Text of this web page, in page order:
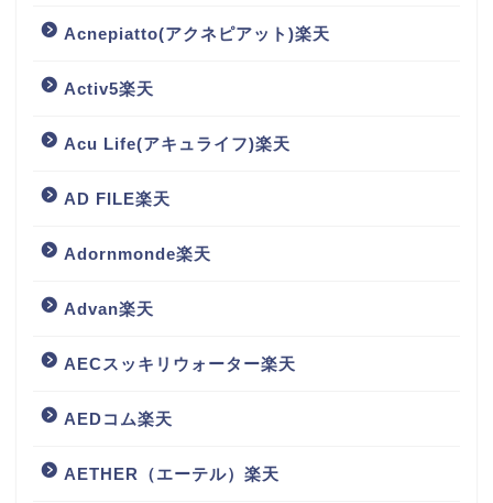
Acnepiatto(アクネピアット)楽天
Activ5楽天
Acu Life(アキュライフ)楽天
AD FILE楽天
Adornmonde楽天
Advan楽天
AECスッキリウォーター楽天
AEDコム楽天
AETHER（エーテル）楽天